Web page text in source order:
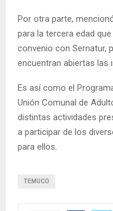
Por otra parte,
para la tercera edad
convenio con Sernatur,
encuentran abiertas las
Es así como el
Unión Comunal de
distintas actividades
a participar de los
para ellos.
TEMUCO